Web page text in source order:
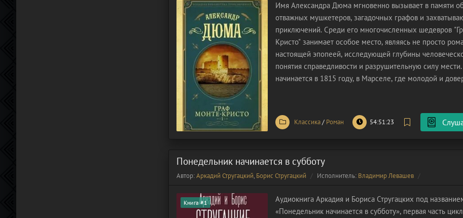
Имя Александра Дюма мгновенно вызывает в памяти
отважных мушкетеров, загадочных графов и
приключений. Среди его многочисленных шедевров
Кристо" занимает особое место, являясь не просто
настоящей эпопеей, исследующей глубины
понятия справедливости и разрушительную силу
начинается в 1815 году, в Марселе, где молодой и
Классика/ Роман 54:51:23
Понедельник начинается в субботу
Автор:Аркадий Стругацкий, Борис Стругацкий Исполнитель: Владимир Левашев
Книга #1
Аудиокнига Аркадия и Бориса Стругацких под
«Понедельник начинается в субботу», первая часть